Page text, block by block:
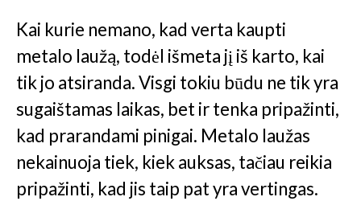
Kai kurie nemano, kad verta kaupti
metalo laužą, todėl išmeta jį iš karto, kai
tik jo atsiranda. Visgi tokiu būdu ne tik yra
sugaištamas laikas, bet ir tenka pripažinti,
kad prarandami pinigai. Metalo laužas
nekainuoja tiek, kiek auksas, tačiau reikia
pripažinti, kad jis taip pat yra vertingas.